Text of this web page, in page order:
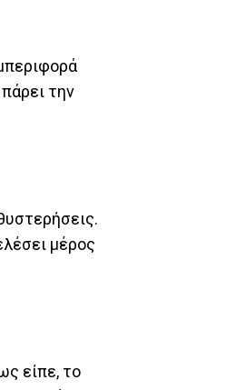
την
μέρος
είπε, το